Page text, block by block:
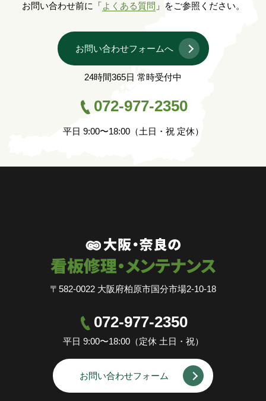
お問い合わせ前に「よくある質問 」をご参照ください。
お問い合わせフォームへ
24時間365日 常時受付中
072-977-2350
平日 9:00〜18:00（土日・祝 定休）
〒582-0022 大阪府柏原市国分市場2-10-18
072-977-2350
平日 9:00〜18:00（定休 土日・祝）
お問い合わせフォーム